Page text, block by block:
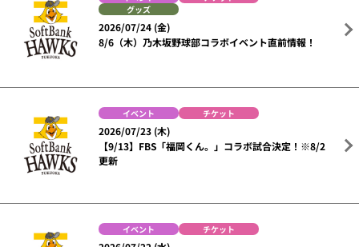
グッズ
2026/07/24 (金)
8/6（木）乃木坂野球部コラボイベント直前情報！
イベント チケット
2026/07/23 (木)
【9/13】FBS「福岡くん。」コラボ試合決定！※8/2
更新
イベント チケット